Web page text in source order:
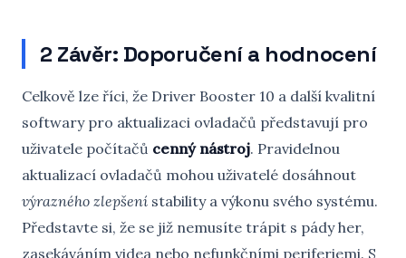
2 Závěr: Doporučení a hodnocení
Celkově lze říci, že Driver Booster 10 a další kvalitní
softwary pro aktualizaci ovladačů představují pro
uživatele počítačů cenný nástroj. Pravidelnou
aktualizací ovladačů mohou uživatelé dosáhnout
výrazného zlepšení stability a výkonu svého systému.
Představte si, že se již nemusíte trápit s pády her,
zasekáváním videa nebo nefunkčními periferiemi. S